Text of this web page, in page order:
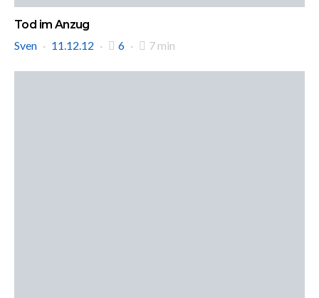
Tod im Anzug
Sven
11.12.12 6 7 min